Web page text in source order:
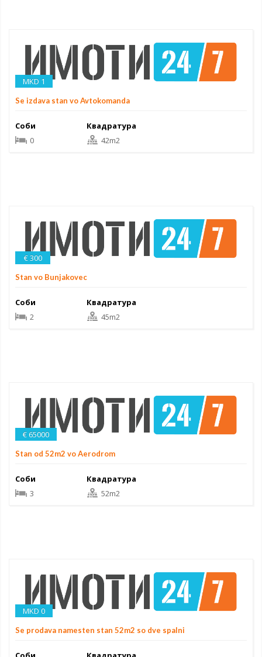
MKD 1
Se izdava stan vo Avtokomanda
Соби
0
Квадратура
42m2
€ 300
Stan vo Bunjakovec
Соби
2
Квадратура
45m2
€ 65000
Stan od 52m2 vo Aerodrom
Соби
3
Квадратура
52m2
MKD 0
Se prodava namesten stan 52m2 so dve spalni